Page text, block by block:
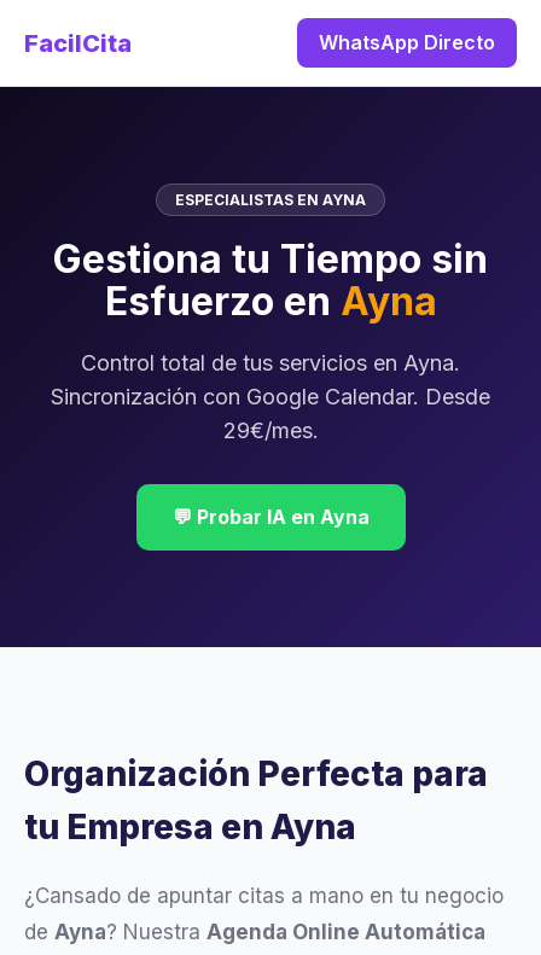
FacilCita WhatsApp Directo
ESPECIALISTAS EN AYNA
Gestiona tu Tiempo sin
Esfuerzo en Ayna
Control total de tus servicios en Ayna.
Sincronización con Google Calendar. Desde
29€/mes.
💬 Probar IA en Ayna
Organización Perfecta para
tu Empresa en Ayna
¿Cansado de apuntar citas a mano en tu negocio
de Ayna? Nuestra Agenda Online Automática